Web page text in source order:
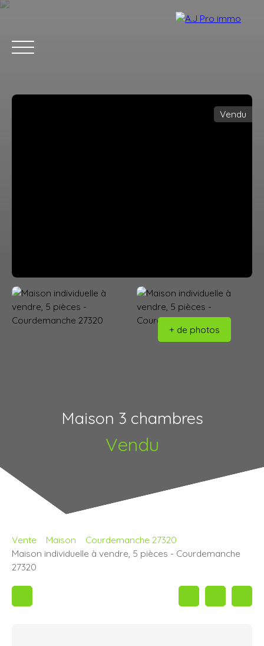
Vendu
+ de photos
Maison 3 chambres
Vendu
Vente Maison
Courdemanche 27320
Maison individuelle à vendre, 5 pièces - Courdemanche
27320